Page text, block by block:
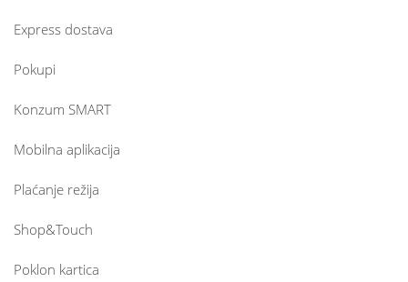
Express dostava
Pokupi
Konzum SMART
Mobilna aplikacija
Plaćanje režija
Shop&Touch
Poklon kartica